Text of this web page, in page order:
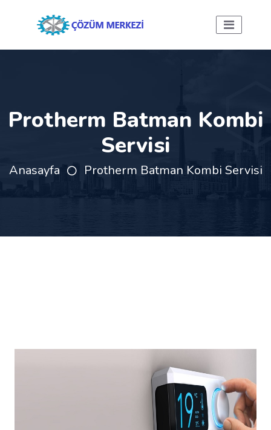
Protherm Batman Kombi
Servisi
Anasayfa Protherm Batman Kombi Servisi